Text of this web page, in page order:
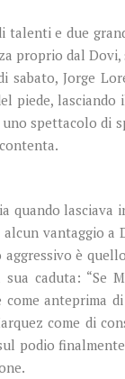
e due
proprio dal
Jorge
piede, lasciando
spettacolo di
lasciava
vantaggio a
è
caduta: “Se
come anteprima
come di
podio